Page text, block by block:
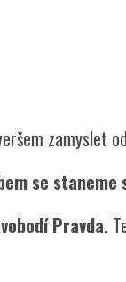
zamyslet
se staneme
Pravda.